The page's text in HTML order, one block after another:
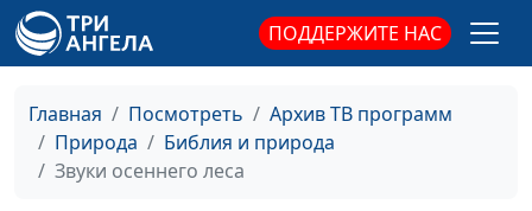
ПОДДЕРЖИТЕ НАС
Главная Посмотреть
Архив ТВ программ
Природа
Библия и природа
Звуки осеннего леса
Зимний сюжет. Жизнь необычайна
(зима)
#533
Зазимок (осень)
Жизнь прекрасна! (осень)